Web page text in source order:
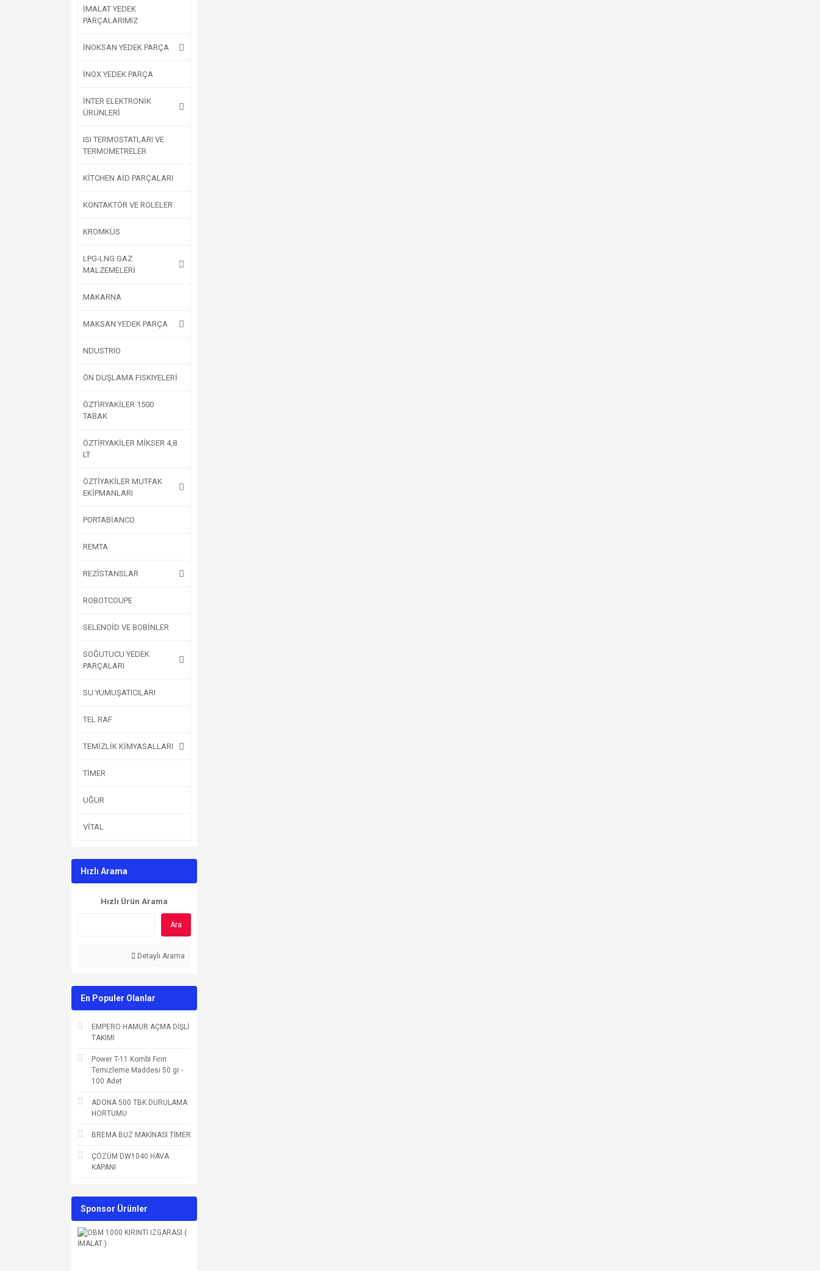
İMALAT YEDEK
PARÇALARIMIZ
İNOKSAN YEDEK PARÇA
İNOX YEDEK PARÇA
İNTER ELEKTRONİK
ÜRÜNLERİ
ISI TERMOSTATLARI VE
TERMOMETRELER
KİTCHEN AİD PARÇALARI
KONTAKTÖR VE ROLELER
KROMKÜS
LPG-LNG GAZ
MALZEMELERİ
MAKARNA
MAKSAN YEDEK PARÇA
NDUSTRIO
ÖN DUŞLAMA FISKIYELERİ
ÖZTİRYAKİLER 1500
TABAK
ÖZTİRYAKİLER MİKSER 4,8
LT
ÖZTİYAKİLER MUTFAK
EKİPMANLARI
PORTABİANCO
REMTA
REZİSTANSLAR
ROBOTCOUPE
SELENOİD VE BOBİNLER
SOĞUTUCU YEDEK
PARÇALARI
SU YUMUŞATICILARI
TEL RAF
TEMİZLİK KİMYASALLARI
TİMER
UĞUR
VİTAL
Hızlı Arama
Hızlı Ürün Arama
Ara
Detaylı Arama
En Populer Olanlar
EMPERO HAMUR AÇMA DİŞLİ
TAKIMI
Power T-11 Kombi Fırın
Temizleme Maddesi 50 gr -
100 Adet
ADONA 500 TBK DURULAMA
HORTUMU
BREMA BUZ MAKİNASI TİMER
ÇÖZÜM DW1040 HAVA
KAPANI
Sponsor Ürünler